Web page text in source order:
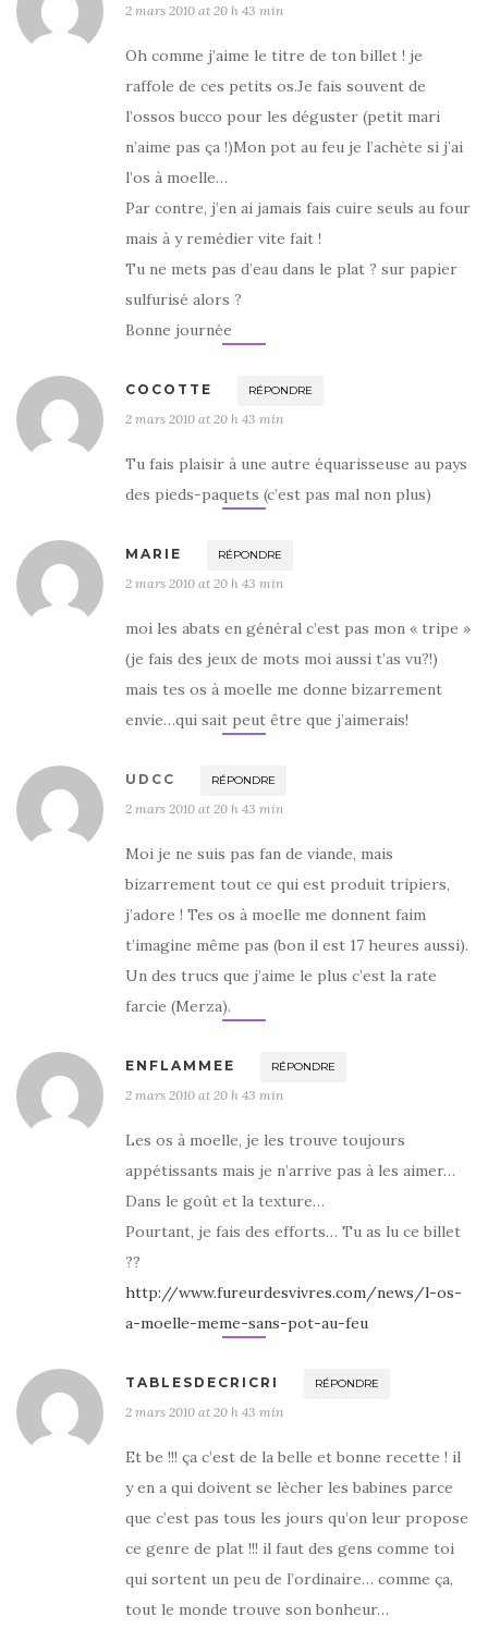
2 mars 2010 at 20 h 43 min
Oh comme j’aime le titre de ton billet ! je
raffole de ces petits os.Je fais souvent de
l’ossos bucco pour les déguster (petit mari
n’aime pas ça !)Mon pot au feu je l’achète si j’ai
l’os à moelle…
Par contre, j’en ai jamais fais cuire seuls au four
mais à y remédier vite fait !
Tu ne mets pas d’eau dans le plat ? sur papier
sulfurisé alors ?
Bonne journée
COCOTTE RÉPONDRE
2 mars 2010 at 20 h 43 min
Tu fais plaisir à une autre équarisseuse au pays
des pieds-paquets (c’est pas mal non plus)
MARIE RÉPONDRE
2 mars 2010 at 20 h 43 min
moi les abats en général c’est pas mon « tripe »
(je fais des jeux de mots moi aussi t’as vu?!)
mais tes os à moelle me donne bizarrement
envie…qui sait peut être que j’aimerais!
UDCC RÉPONDRE
2 mars 2010 at 20 h 43 min
Moi je ne suis pas fan de viande, mais
bizarrement tout ce qui est produit tripiers,
j’adore ! Tes os à moelle me donnent faim
t’imagine même pas (bon il est 17 heures aussi).
Un des trucs que j’aime le plus c’est la rate
farcie (Merza).
ENFLAMMEE RÉPONDRE
2 mars 2010 at 20 h 43 min
Les os à moelle, je les trouve toujours
appétissants mais je n’arrive pas à les aimer…
Dans le goût et la texture…
Pourtant, je fais des efforts… Tu as lu ce billet
??
http://www.fureurdesvivres.com/news/l-os-
a-moelle-meme-sans-pot-au-feu
TABLESDECRICRI RÉPONDRE
2 mars 2010 at 20 h 43 min
Et be !!! ça c’est de la belle et bonne recette ! il
y en a qui doivent se lècher les babines parce
que c’est pas tous les jours qu’on leur propose
ce genre de plat !!! il faut des gens comme toi
qui sortent un peu de l’ordinaire… comme ça,
tout le monde trouve son bonheur…